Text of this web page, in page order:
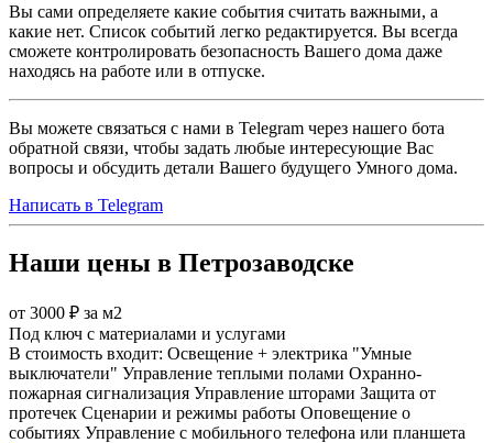
Вы сами определяете какие события считать важными, а
какие нет. Список событий легко редактируется. Вы всегда
сможете контролировать безопасность Вашего дома даже
находясь на работе или в отпуске.
Вы можете связаться с нами в Telegram через нашего бота
обратной связи, чтобы задать любые интересующие Вас
вопросы и обсудить детали Вашего будущего Умного дома.
Написать в Telegram
Наши цены в Петрозаводске
от 3000 ₽ за м2
Под ключ с материалами и услугами
В стоимость входит: Освещение + электрика "Умные
выключатели" Управление теплыми полами Охранно-
пожарная сигнализация Управление шторами Защита от
протечек Сценарии и режимы работы Оповещение о
событиях Управление с мобильного телефона или планшета